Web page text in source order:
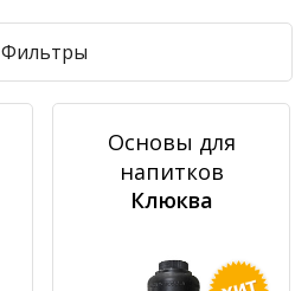
Фильтры
Основы для
напитков
Клюква